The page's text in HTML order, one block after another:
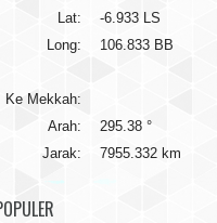
Lat:
-6.933 LS
Long:
106.833 BB
Ke Mekkah:
Arah:
295.38 °
Jarak:
7955.332 km